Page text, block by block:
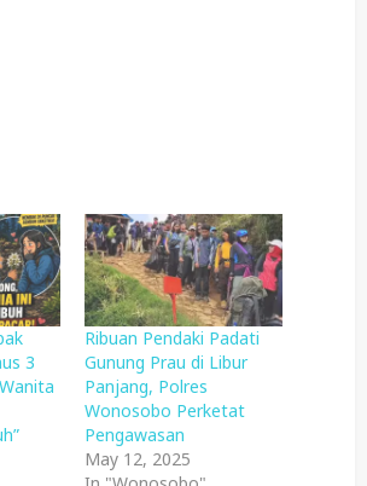
3
Ribuan Pendaki Padati
Gunung Prau di Libur
Panjang, Polres
Wonosobo Perketat
Pengawasan
May 12, 2025